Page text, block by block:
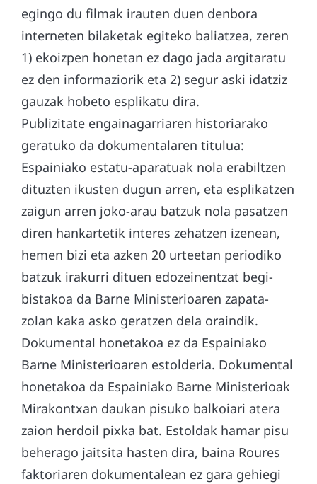
egingo du filmak irauten duen denbora
interneten bilaketak egiteko baliatzea, zeren
1) ekoizpen honetan ez dago jada argitaratu
ez den informaziorik eta 2) segur aski idatziz
gauzak hobeto esplikatu dira.
Publizitate engainagarriaren historiarako
geratuko da dokumentalaren titulua:
Espainiako estatu-aparatuak nola erabiltzen
dituzten ikusten dugun arren, eta esplikatzen
zaigun arren joko-arau batzuk nola pasatzen
diren hankartetik interes zehatzen izenean,
hemen bizi eta azken 20 urteetan periodiko
batzuk irakurri dituen edozeinentzat begi-
bistakoa da Barne Ministerioaren zapata-
zolan kaka asko geratzen dela oraindik.
Dokumental honetakoa ez da Espainiako
Barne Ministerioaren estolderia. Dokumental
honetakoa da Espainiako Barne Ministerioak
Mirakontxan daukan pisuko balkoiari atera
zaion herdoil pixka bat. Estoldak hamar pisu
beherago jaitsita hasten dira, baina Roures
faktoriaren dokumentalean ez gara gehiegi